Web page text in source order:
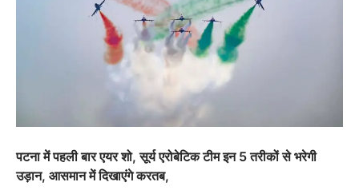
पटना में पहली बार एयर शो, सूर्य एरोबेटिक टीम इन 5 तरीकों से भरेगी
उड़ान, आसमान में दिखाएंगे करतब,